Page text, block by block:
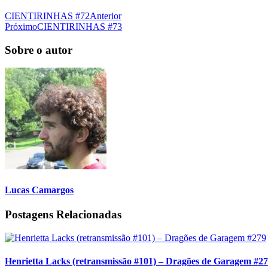
CIENTIRINHAS #72Anterior
PróximoCIENTIRINHAS #73
Sobre o autor
Lucas Camargos
Postagens Relacionadas
Henrietta Lacks (retransmissão #101) – Dragões de Garagem